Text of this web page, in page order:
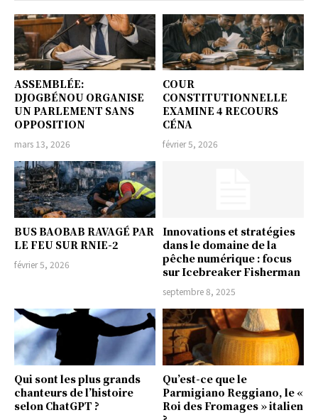
ASSEMBLÉE:
DJOGBÉNOU ORGANISE
UN PARLEMENT SANS
OPPOSITION
mars 13, 2026
COUR
CONSTITUTIONNELLE
EXAMINE 4 RECOURS
CÉNA
février 5, 2026
BUS BAOBAB RAVAGÉ PAR
LE FEU SUR RNIE-2
février 5, 2026
Innovations et stratégies
dans le domaine de la
pêche numérique : focus
sur Icebreaker Fisherman
septembre 8, 2025
Qui sont les plus grands
chanteurs de l’histoire
selon ChatGPT ?
Qu’est-ce que le
Parmigiano Reggiano, le «
Roi des Fromages » italien